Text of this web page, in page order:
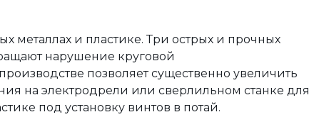
металлах и пластике. Три острых и прочных
нарушение круговой
позволяет существенно увеличить
на электродрели или сверлильном станке для
под установку винтов в потай.